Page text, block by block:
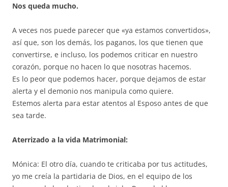
Nos queda mucho.
A veces nos puede parecer que «ya estamos convertidos»,
así que, son los demás, los paganos, los que tienen que
convertirse, e incluso, los podemos criticar en nuestro
corazón, porque no hacen lo que nosotras hacemos.
Es lo peor que podemos hacer, porque dejamos de estar
alerta y el demonio nos manipula como quiere.
Estemos alerta para estar atentos al Esposo antes de que
sea tarde.
Aterrizado a la vida Matrimonial:
Mónica: El otro día, cuando te criticaba por tus actitudes,
yo me creía la partidaria de Dios, en el equipo de los